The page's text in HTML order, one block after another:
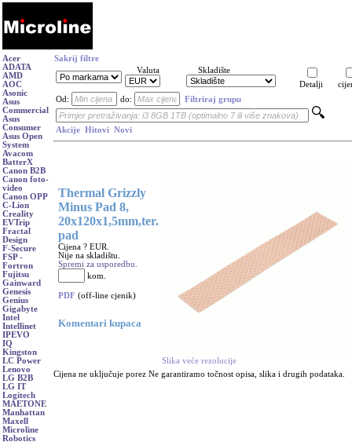
Acer
ADATA
AMD
AOC
Asonic
Asus
Commercial
Asus
Consumer
Asus Open
System
Avacom
BatterX
Canon B2B
Canon foto-
video
Canon OPP
C-Lion
Creality
EVTrip
Fractal
Design
F-Secure
FSP -
Fortron
Fujitsu
Gainward
Genesis
Genius
Gigabyte
Intel
Intellinet
IPEVO
IQ
Kingston
LC Power
Lenovo
LG B2B
LG IT
Logitech
MAETONE
Manhattan
Maxell
Microline
Robotics
Sakrij filtre
Valuta
Skladište
Detalji
Od:
do: Filtriraj grupu
Akcije Hitovi Novi
Thermal Grizzly
Minus Pad 8,
20x120x1,5mm,ter.
pad
Cijena ? EUR.
Nije na skladištu.
Spremi za usporedbu.
kom.
PDF (off-line cjenik)
Komentari kupaca
Slika veće rezolucije
Cijena ne uključuje porez Ne garantiramo točnost opisa, slika i drugih podataka.